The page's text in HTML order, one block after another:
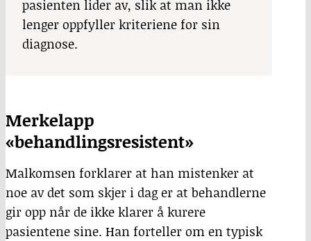
pasienten lider av, slik at man ikke
lenger oppfyller kriteriene for sin
diagnose.
Merkelapp
«behandlingsresistent»
Malkomsen forklarer at han mistenker at
noe av det som skjer i dag er at behandlerne
gir opp når de ikke klarer å kurere
pasientene sine. Han forteller om en typisk